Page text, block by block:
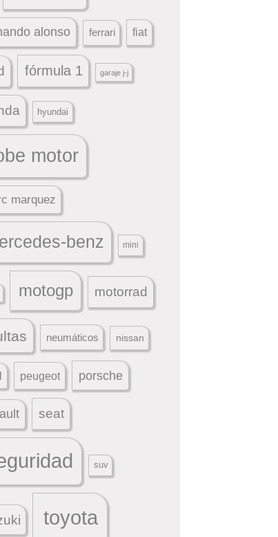
alonso ferrari fiat
fórmula 1 garaje j-j
hyundai
motor
marquez
benz mini
motogp motorrad
neumáticos nissan
peugeot porsche
seat
suv
toyota